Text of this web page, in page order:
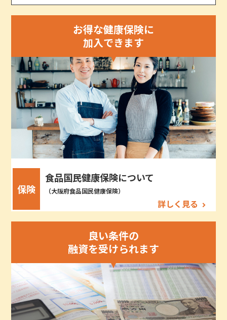
お得な健康保険に
加入できます
保険
食品国民健康保険について
（大阪府食品国民健康保険）
詳しく見る
良い条件の
融資を受けられます